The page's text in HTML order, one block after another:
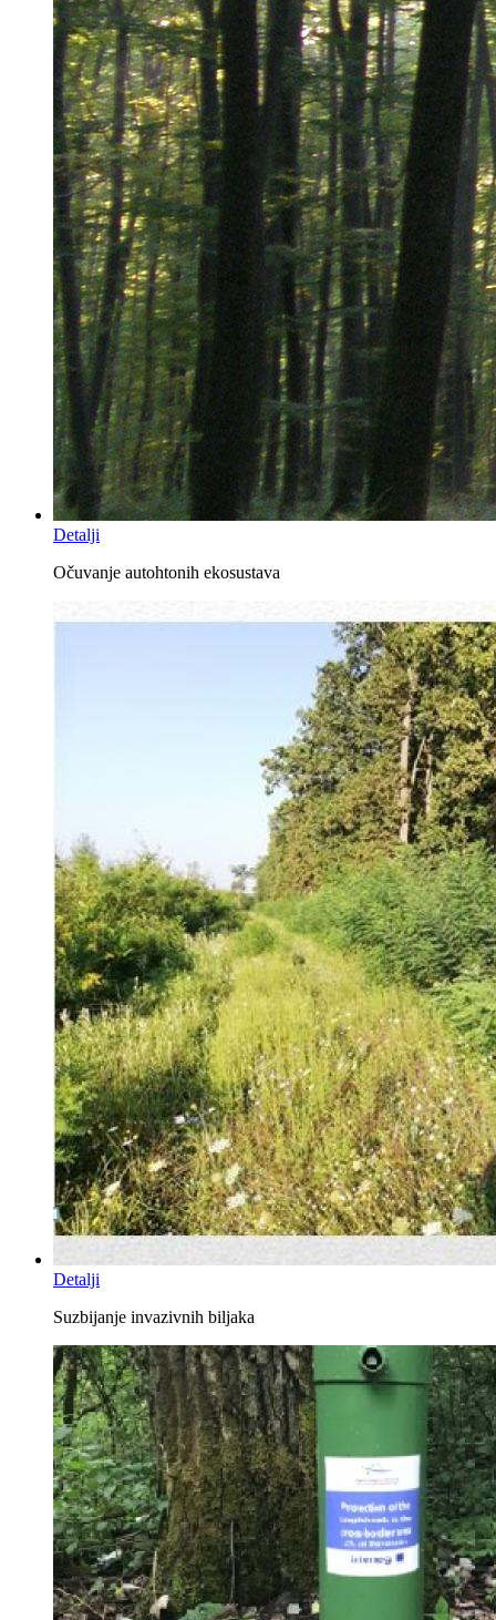
Detalji
Očuvanje autohtonih ekosustava
Detalji
Suzbijanje invazivnih biljaka